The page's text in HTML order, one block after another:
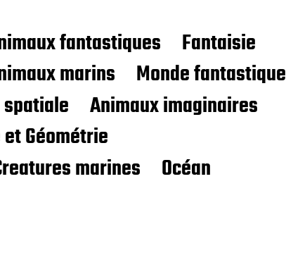
fantastiques
Fantaisie
marins
Monde fantastique
Animaux imaginaires
Géométrie
marines
Océan